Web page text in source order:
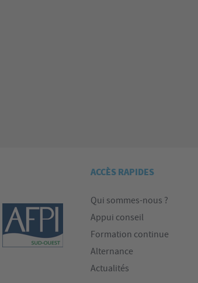
ACCÈS RAPIDES
Qui sommes-nous ?
Appui conseil
Formation continue
Alternance
Actualités